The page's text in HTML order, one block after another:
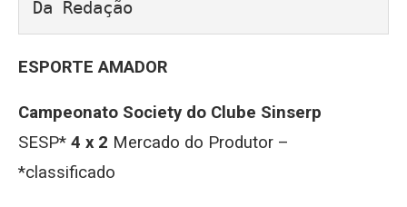
Da Redação
ESPORTE AMADOR
Campeonato Society do Clube Sinserp
SESP* 4 x 2 Mercado do Produtor –
*classificado